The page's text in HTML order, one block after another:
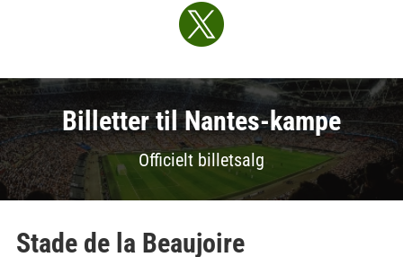

Billetter til Nantes-kampe
Officielt billetsalg
Stade de la Beaujoire